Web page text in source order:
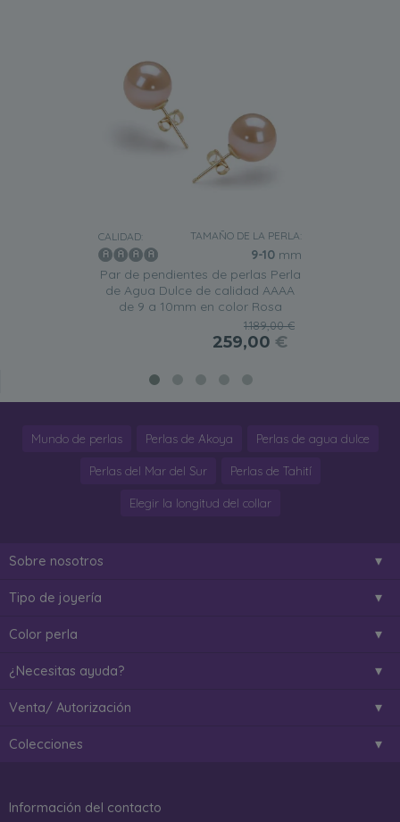
CALIDAD: TAMAÑO DE LA PERLA:
9-10 mm
Par de pendientes de perlas Perla
de Agua Dulce de calidad AAAA
de 9 a 10mm en color Rosa
1.189,00 €
259,00 €
Mundo de perlas Perlas de Akoya Perlas de agua dulce
Perlas del Mar del Sur Perlas de Tahití
Elegir la longitud del collar
Sobre nosotros
Tipo de joyería
Color perla
¿Necesitas ayuda?
Venta/ Autorización
Colecciones
Información del contacto